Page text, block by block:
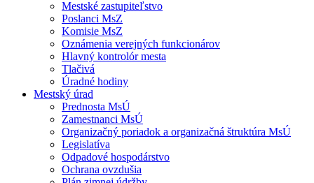
Mestské zastupiteľstvo
Poslanci MsZ
Komisie MsZ
Oznámenia verejných funkcionárov
Hlavný kontrolór mesta
Tlačivá
Úradné hodiny
Mestský úrad
Prednosta MsÚ
Zamestnanci MsÚ
Organizačný poriadok a organizačná štruktúra MsÚ
Legislatíva
Odpadové hospodárstvo
Ochrana ovzdušia